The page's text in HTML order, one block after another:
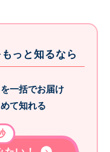
っと知るなら
一括でお届け
て知れる